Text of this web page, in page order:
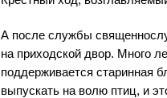
А после службы
на приходской двор. Много
поддерживается старинная
выпускать на волю птиц, и